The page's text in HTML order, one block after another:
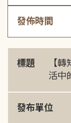
發佈時間
標題
【
活中
發布單位